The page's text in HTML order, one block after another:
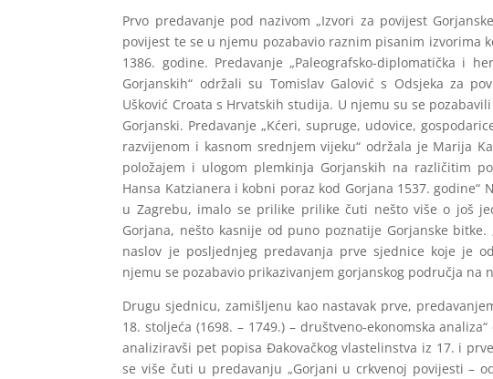
Prvo predavanje pod nazivom „Izvori za povijest
povijest te se u njemu pozabavio raznim pisanim izvorima
1386. godine. Predavanje „Paleografsko-diplomatička i
Gorjanskih“ održali su Tomislav Galović s Odsjeka za
Ušković Croata s Hrvatskih studija. U njemu su se
Gorjanski. Predavanje „Kćeri, supruge, udovice,
razvijenom i kasnom srednjem vijeku“ održala je Marija
položajem i ulogom plemkinja Gorjanskih na različitim
Hansa Katzianera i kobni poraz kod Gorjana 1537. godine“
u Zagrebu, imalo se prilike prilike čuti nešto više o još
Gorjana, nešto kasnije od puno poznatije Gorjanske
naslov je posljednjeg predavanja prve sjednice koje je
njemu se pozabavio prikazivanjem gorjanskog područja na
Drugu sjednicu, zamišljenu kao nastavak prve,
18. stoljeća (1698. – 1749.) – društveno-ekonomska
analiziravši pet popisa Đakovačkog vlastelinstva iz 17. i
se više čuti u predavanju „Gorjani u crkvenoj povijesti –